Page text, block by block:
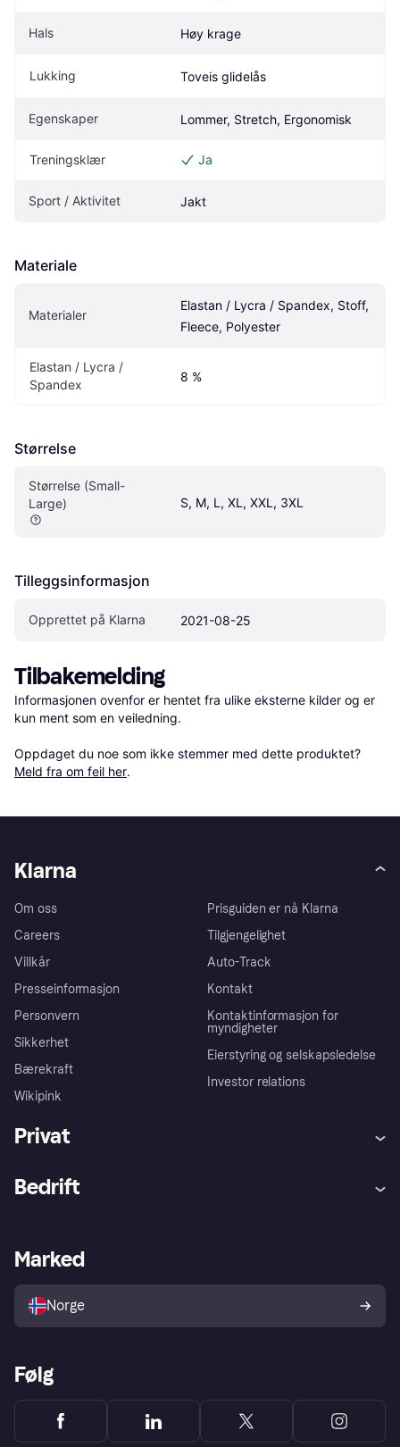
Hals Høy krage
Lukking Toveis glidelås
Egenskaper Lommer, Stretch, Ergonomisk
Treningsklær Ja
Sport / Aktivitet Jakt
Materiale
Materialer
Elastan / Lycra / Spandex, Stoff,
Fleece, Polyester
Elastan / Lycra /
Spandex
8 %
Størrelse
Størrelse (Small-
Large)
S, M, L, XL, XXL, 3XL
Tilleggsinformasjon
Opprettet på Klarna 2021-08-25
Tilbakemelding
Informasjonen ovenfor er hentet fra ulike eksterne kilder og er
kun ment som en veiledning.
Oppdaget du noe som ikke stemmer med dette produktet?
Meld fra om feil her.
Klarna
Om oss
Careers
Villkår
Presseinformasjon
Personvern
Sikkerhet
Bærekraft
Wikipink
Prisguiden er nå Klarna
Tilgjengelighet
Auto-Track
Kontakt
Kontaktinformasjon for
myndigheter
Eierstyring og selskapsledelse
Investor relations
Privat
Utforsk butikker
Bedrift
Merchant portal
Marked
Norge
Følg